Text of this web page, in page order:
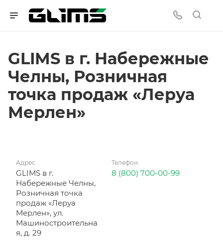
GLIMS в г. Набережные
Челны, Розничная
точка продаж «Леруа
Мерлен»
Адрес
GLIMS в г.
Набережные Челны,
Розничная точка
продаж «Леруа
Мерлен», ул.
Машиностроительна
я, д. 29
Телефон
8 (800) 700-00-99